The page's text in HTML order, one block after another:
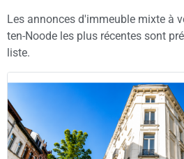
Les annonces d'immeuble mixte à
ten-Noode les plus récentes sont
liste.